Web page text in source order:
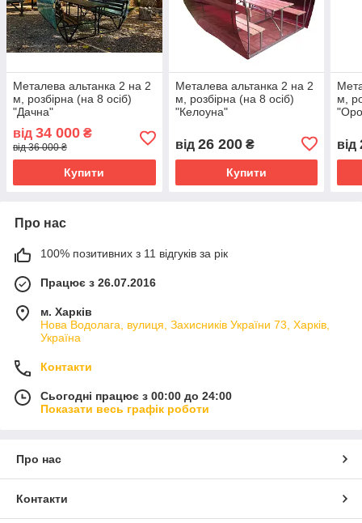
Металева альтанка 2 на 2
м, розбірна (на 8 осіб)
"Дачна"
від 34 000 ₴
від 36 000 ₴
Купити
Металева альтанка 2 на 2
м, розбірна (на 8 осіб)
"Келоуна"
від 26 200₴
Купити
м,
від
Про нас
100% позитивних з 11 відгуків за рік
Працює з 26.07.2016
м. Харків
Нова Водолага, вулиця, Захисників України 73, Харків,
Україна
Контакти
Сьогодні працює з 00:00 до 24:00
Показати весь графік роботи
Про нас
Контакти